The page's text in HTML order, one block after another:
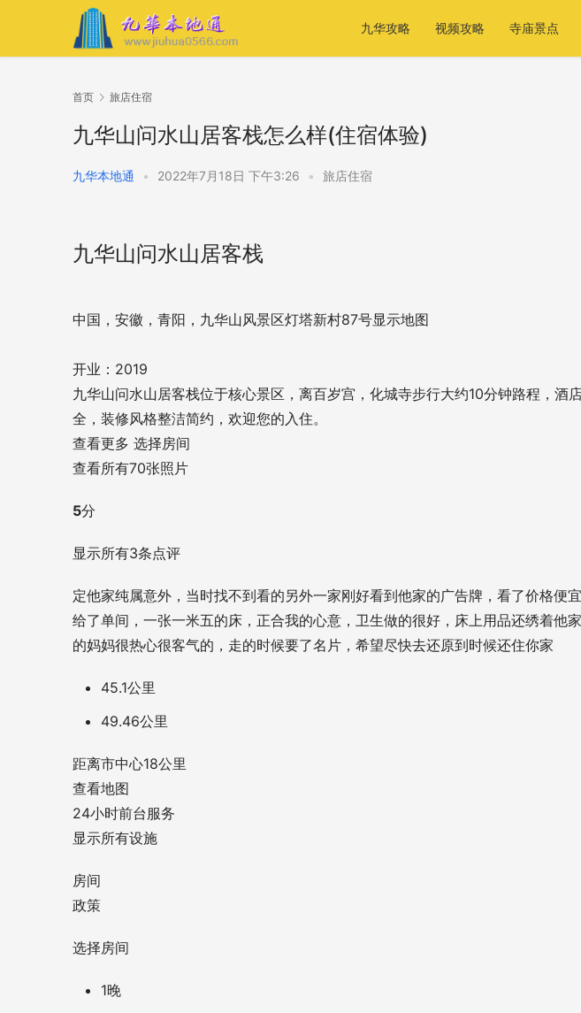
九华攻略 视频攻略 寺庙景点
首页 旅店住宿
九华山问水山居客栈怎么样(住宿体验)
九华本地通 • 2022年7月18日 下午3:26 • 旅店住宿
九华山问水山居客栈
中国，安徽，青阳，九华山风景区灯塔新村87号显示地图
开业：2019
九华山问水山居客栈位于核心景区，离百岁宫，化城寺步行大约10分钟路程，酒
全，装修风格整洁简约，欢迎您的入住。
查看更多 选择房间
查看所有70张照片
5分
显示所有3条点评
定他家纯属意外，当时找不到看的另外一家刚好看到他家的广告牌，看了价格便
给了单间，一张一米五的床，正合我的心意，卫生做的很好，床上用品还绣着他
的妈妈很热心很客气的，走的时候要了名片，希望尽快去还原到时候还住你家
45.1公里
49.46公里
距离市中心18公里
查看地图
24小时前台服务
显示所有设施
房间
政策
选择房间
1晚